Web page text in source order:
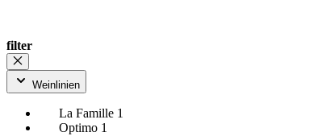
filter
Weinlinien
La Famille 1
Optimo 1